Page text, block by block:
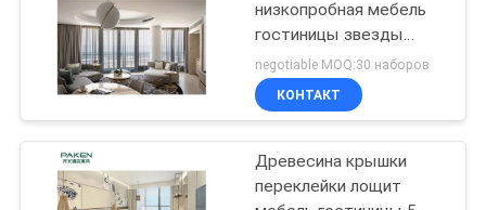
СПРОСИТЕ
ЦИТАТУ
низкопробная мебель
гостиницы звезды
доказательства 5 для
живущей комнаты
negotiable MOQ:30 наборов
КОНТАКТ
Древесина крышки
переклейки лощит